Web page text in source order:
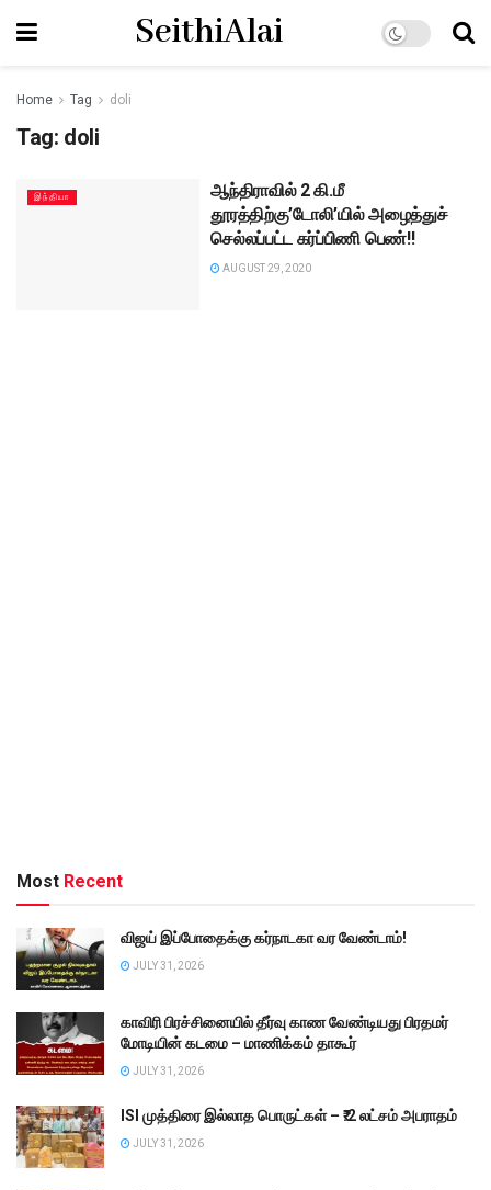
SeithiAlai
Home Tag doli
Tag: doli
இந்தியா
ஆந்திராவில் 2 கி.மீ
தூரத்திற்கு’டோலி’யில் அழைத்துச்
செல்லப்பட்ட கர்ப்பிணி பெண்!!
AUGUST 29, 2020
Most Recent
விஜய் இப்போதைக்கு கர்நாடகா வர வேண்டாம்!
JULY 31, 2026
காவிரி பிரச்சினையில் தீர்வு காண வேண்டியது பிரதமர்
மோடியின் கடமை – மாணிக்கம் தாகூர்
JULY 31, 2026
ISI முத்திரை இல்லாத பொருட்கள் – ₹.2 லட்சம் அபராதம்
JULY 31, 2026